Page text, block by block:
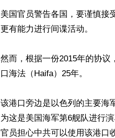
美国官员警告各国，要谨慎接
更有能力进行间谍活动。
然而，根据一份2015年的协议
口海法（Haifa）25年。
该港口旁边是以色列的主要海
为这是美国海军第6舰队进行
官员担心中共可以使用该港口